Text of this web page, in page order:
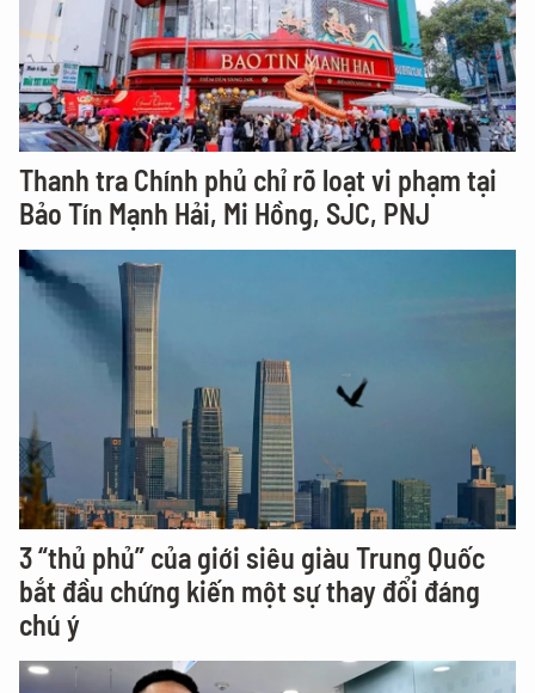
Thanh tra Chính phủ chỉ rõ loạt vi phạm tại
Bảo Tín Mạnh Hải, Mi Hồng, SJC, PNJ
3 “thủ phủ” của giới siêu giàu Trung Quốc
bắt đầu chứng kiến một sự thay đổi đáng
chú ý